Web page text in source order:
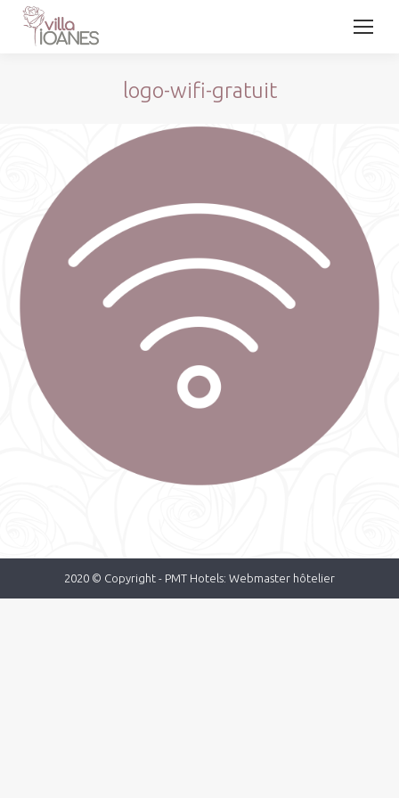
logo-wifi-gratuit
2020 © Copyright - PMT Hotels: Webmaster hôtelier